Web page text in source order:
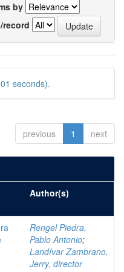
by
seconds).
previous 1 next
Author(s)
Rengel Piedra,
Pablo Antonio;
Landívar Zambrano,
Jerry, director